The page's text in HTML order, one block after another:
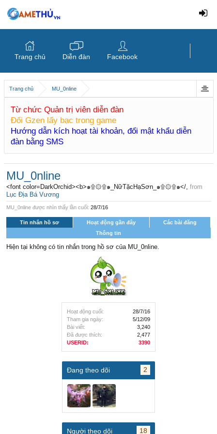
Trang chủ MU_0nline
Từ chức Quản trị viên diễn đàn
Đổi Gzen lấy bạc trong game
Hướng dẫn kích hoạt tài khoản, đổi mật khẩu diễn
đàn bằng SMS
Hoạt động cuối:
28/7/16
Tham gia ngày:
5/12/09
Bài viết:
3,240
Đã được thích:
2,477
USERID:
3390
Đang theo dõi 2
Người theo dõi 18
MU_0nline
<font color=DarkOrchid><b>๑۩۞۩๑_NữTặcHạSơn_๑۩۞۩๑</, from
Lục Địa Bá Vương
MU_0nline được nhìn thấy lần cuối: 28/7/16
Tin nhắn hồ sơ Hoạt động gần đây
Các bài đăng
Thông tin
Hiện tại không có tin nhắn trong hồ sơ của MU_0nline.
Trang chủ Diễn đàn Facebook